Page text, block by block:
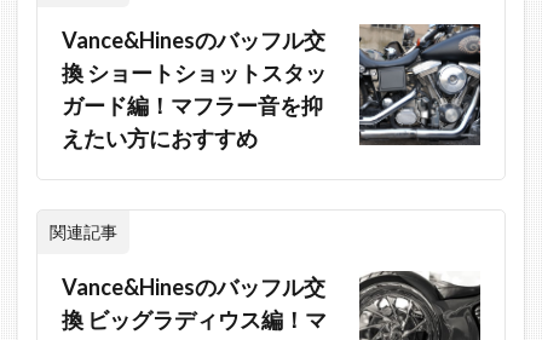
Vance&Hinesのバッフル交
換 ショートショットスタッ
ガード編！マフラー音を抑
えたい方におすすめ
関連記事
Vance&Hinesのバッフル交
換 ビッグラディウス編！マ